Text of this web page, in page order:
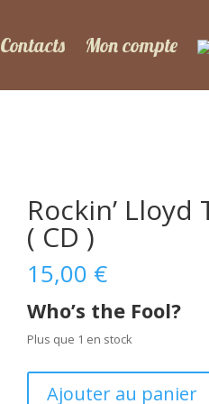
Contacts Mon compte
Rockin’
( CD )
15,00 €
Who’s the Fool?
Plus que 1 en stock
Ajouter au panier